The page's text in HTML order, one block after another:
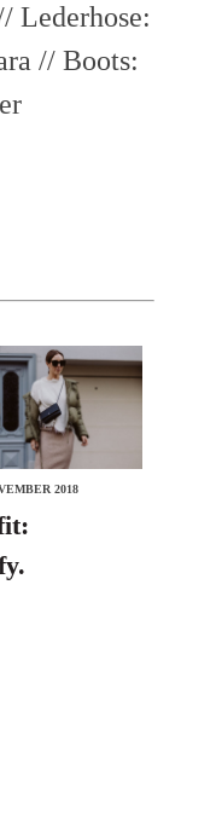
Lederhose:
// Boots:
2018